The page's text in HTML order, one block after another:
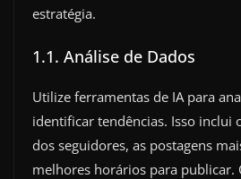
estratégia.
1.1. Análise de Dados
Utilize ferramentas de IA para
identificar tendências. Isso inclui
dos seguidores, as postagens
melhores horários para publicar.